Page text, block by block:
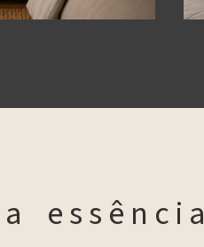
a e s s ê n c i a